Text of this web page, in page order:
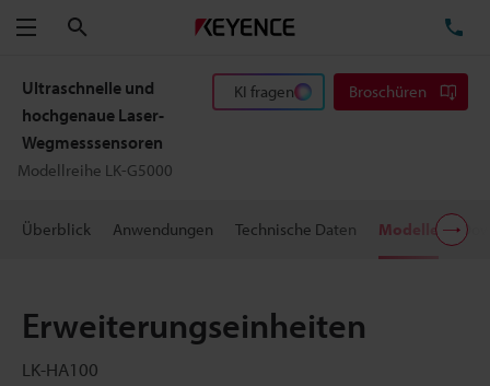
Menü
Ultraschnelle und
hochgenaue Laser-
Wegmesssensoren
Modellreihe LK-G5000
KI fragen Broschüren
Überblick Anwendungen Technische Daten Modelle
Erweiterungseinheiten
LK-HA100